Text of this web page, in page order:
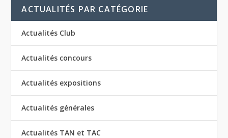
ACTUALITÉS PAR CATÉGORIE
Actualités Club
Actualités concours
Actualités expositions
Actualités générales
Actualités TAN et TAC